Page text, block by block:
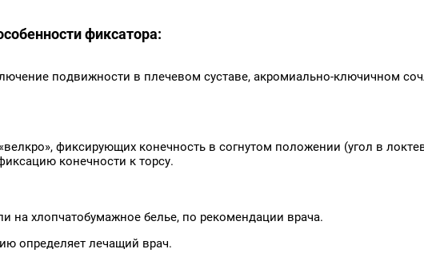
фиксатора:
подвижности в плечевом суставе, акромиально-ключичном
фиксирующих конечность в согнутом положении (угол в
конечности к торсу.
на хлопчатобумажное белье, по рекомендации врача.
определяет лечащий врач.